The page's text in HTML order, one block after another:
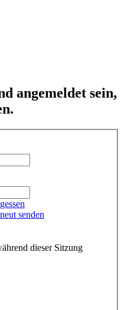
angemeldet sein,
senden
dieser Sitzung